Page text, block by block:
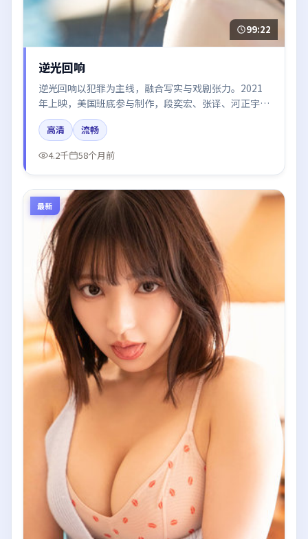
99:22
逆光回响
逆光回响以犯罪为主线，融合写实与戏剧张力。2021
年上映，美国班底参与制作，段奕宏、张译、河正宇在
片中呈现细腻表演，影像风格统一，配乐与剪辑强化了
情绪曲线。
高清
流畅
4.2千
58个月前
最新